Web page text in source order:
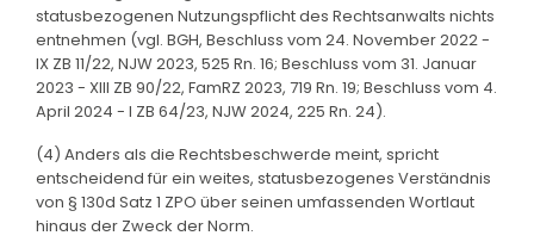
statusbezogenen Nutzungspflicht des Rechtsanwalts nichts
entnehmen (vgl. BGH, Beschluss vom 24. November 2022 -
IX ZB 11/22, NJW 2023, 525 Rn. 16; Beschluss vom 31. Januar
2023 - XIII ZB 90/22, FamRZ 2023, 719 Rn. 19; Beschluss vom 4.
April 2024 - I ZB 64/23, NJW 2024, 225 Rn. 24).
(4) Anders als die Rechtsbeschwerde meint, spricht
entscheidend für ein weites, statusbezogenes Verständnis
von § 130d Satz 1 ZPO über seinen umfassenden Wortlaut
hinaus der Zweck der Norm.